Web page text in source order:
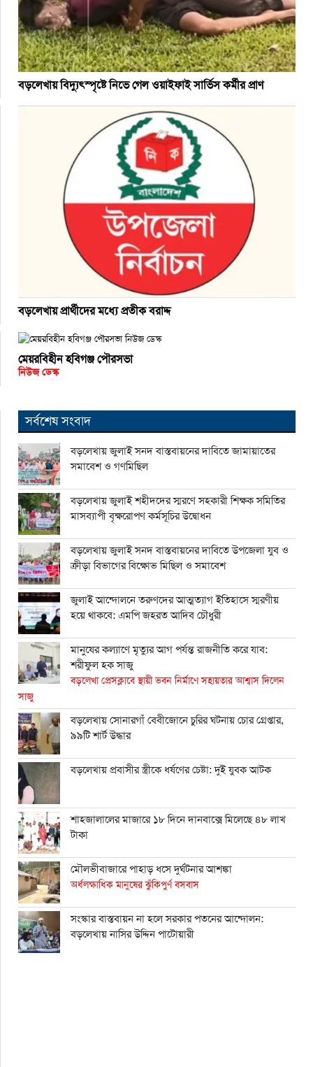
বড়লেখায় বিদ্যুৎস্পৃষ্টে নিভে গেল ওয়াইফাই সার্ভিস কর্মীর প্রাণ
বড়লেখায় প্রার্থীদের মধ্যে প্রতীক বরাদ্দ
মেয়রবিহীন হবিগঞ্জ পৌরসভা
নিউজ ডেস্ক
সর্বশেষ সংবাদ
বড়লেখায় জুলাই সনদ বাস্তবায়নের দাবিতে জামায়াতের
সমাবেশ ও গণমিছিল
বড়লেখায় জুলাই শহীদদের স্মরণে সহকারী শিক্ষক সমিতির
মাসব্যাপী বৃক্ষরোপণ কর্মসূচির উদ্বোধন
বড়লেখায় জুলাই সনদ বাস্তবায়নের দাবিতে উপজেলা যুব ও
ক্রীড়া বিভাগের বিক্ষোভ মিছিল ও সমাবেশ
জুলাই আন্দোলনে তরুণদের আত্মত্যাগ ইতিহাসে স্মরণীয়
হয়ে থাকবে: এমপি জহরত আদিব চৌধুরী
মানুষের কল্যাণে মৃত্যুর আগ পর্যন্ত রাজনীতি করে যাব:
শরীফুল হক সাজু
বড়লেখা প্রেসক্লাবে স্থায়ী ভবন নির্মাণে সহায়তার আশ্বাস দিলেন
সাজু
বড়লেখায় সোনারগাঁ বেবীজোনে চুরির ঘটনায় চোর গ্রেপ্তার,
৯৯টি শার্ট উদ্ধার
বড়লেখায় প্রবাসীর স্ত্রীকে ধর্ষণের চেষ্টা: দুই যুবক আটক
শাহ্জালালের মাজারে ১৮ দিনে দানবাক্সে মিলেছে ৪৮ লাখ
টাকা
মৌলভীবাজারে পাহাড় ধসে দুর্ঘটনার আশঙ্কা
অর্ধলক্ষাধিক মানুষের ঝুঁকিপুর্ণ বসবাস
সংস্কার বাস্তবায়ন না হলে সরকার পতনের আন্দোলন:
বড়লেখায় নাসির উদ্দিন পাটোয়ারী